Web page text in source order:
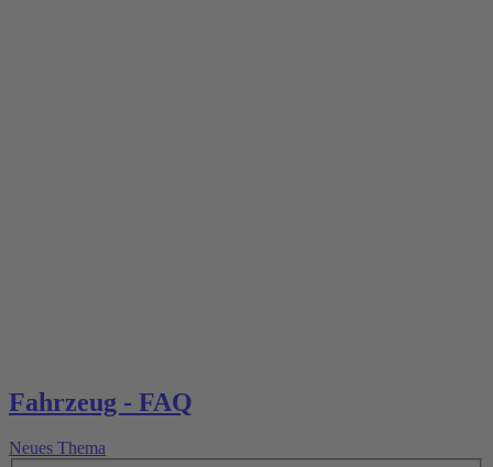
Fahrzeug - FAQ
Neues Thema